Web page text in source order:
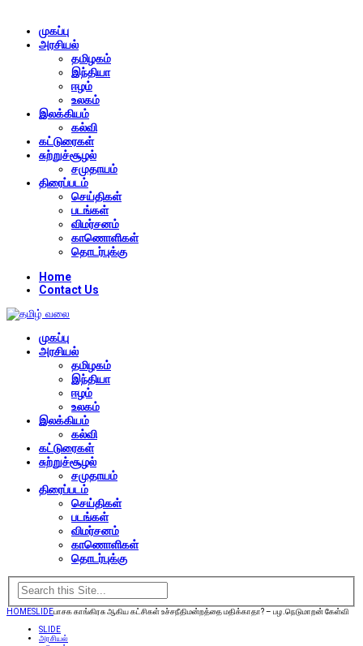
முகப்பு
அரசியல்
தமிழகம்
இந்தியா
ஈழம்
உலகம்
இலக்கியம்
கல்வி
கட்டுரைகள்
சுற்றுச்சூழல்
சமுதாயம்
திரைப்படம்
செய்திகள்
படங்கள்
விமர்சனம்
காணொளிகள்
தொடர்புக்கு
Home
Contact Us
முகப்பு
அரசியல்
தமிழகம்
இந்தியா
ஈழம்
உலகம்
இலக்கியம்
கல்வி
கட்டுரைகள்
சுற்றுச்சூழல்
சமுதாயம்
திரைப்படம்
செய்திகள்
படங்கள்
விமர்சனம்
காணொளிகள்
தொடர்புக்கு
HOMESLIDEபாசக காங்கிரசு ஆகிய கட்சிகள் உச்சநீதிமன்றத்தை மதிக்காதா? – பழ.நெடுமாறன் கேள்வி
SLIDE
அரசியல்